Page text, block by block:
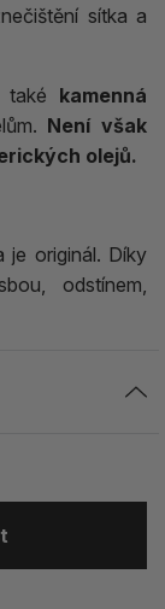
sítka a
také kamenná
Není však
olejů.
je originál. Díky
odstínem,